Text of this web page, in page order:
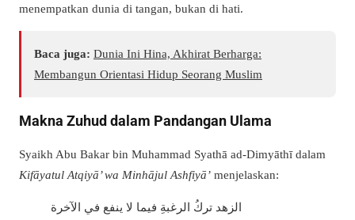
menempatkan dunia di tangan, bukan di hati.
Baca juga: Dunia Ini Hina, Akhirat Berharga:
Membangun Orientasi Hidup Seorang Muslim
Makna Zuhud dalam Pandangan Ulama
Syaikh Abu Bakar bin Muhammad Syathā ad-Dimyāthī dalam
Kifāyatul Atqiyā’ wa Minhājul Ashfiyā’ menjelaskan:
الزهد تركُ الرغبةِ فيما لا ينفع في الآخرة